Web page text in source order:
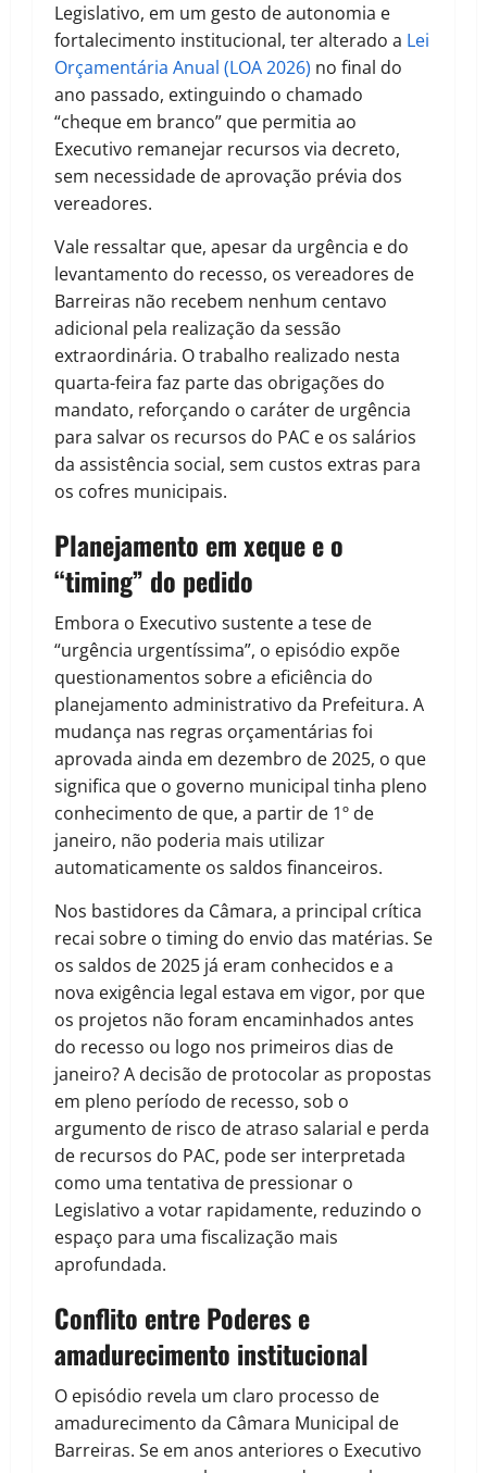
Legislativo, em um gesto de autonomia e
fortalecimento institucional, ter alterado a Lei
Orçamentária Anual (LOA 2026) no final do
ano passado, extinguindo o chamado
“cheque em branco” que permitia ao
Executivo remanejar recursos via decreto,
sem necessidade de aprovação prévia dos
vereadores.
Vale ressaltar que, apesar da urgência e do
levantamento do recesso, os vereadores de
Barreiras não recebem nenhum centavo
adicional pela realização da sessão
extraordinária. O trabalho realizado nesta
quarta-feira faz parte das obrigações do
mandato, reforçando o caráter de urgência
para salvar os recursos do PAC e os salários
da assistência social, sem custos extras para
os cofres municipais.
Planejamento em xeque e o
“timing” do pedido
Embora o Executivo sustente a tese de
“urgência urgentíssima”, o episódio expõe
questionamentos sobre a eficiência do
planejamento administrativo da Prefeitura. A
mudança nas regras orçamentárias foi
aprovada ainda em dezembro de 2025, o que
significa que o governo municipal tinha pleno
conhecimento de que, a partir de 1º de
janeiro, não poderia mais utilizar
automaticamente os saldos financeiros.
Nos bastidores da Câmara, a principal crítica
recai sobre o timing do envio das matérias. Se
os saldos de 2025 já eram conhecidos e a
nova exigência legal estava em vigor, por que
os projetos não foram encaminhados antes
do recesso ou logo nos primeiros dias de
janeiro? A decisão de protocolar as propostas
em pleno período de recesso, sob o
argumento de risco de atraso salarial e perda
de recursos do PAC, pode ser interpretada
como uma tentativa de pressionar o
Legislativo a votar rapidamente, reduzindo o
espaço para uma fiscalização mais
aprofundada.
Conflito entre Poderes e
amadurecimento institucional
O episódio revela um claro processo de
amadurecimento da Câmara Municipal de
Barreiras. Se em anos anteriores o Executivo